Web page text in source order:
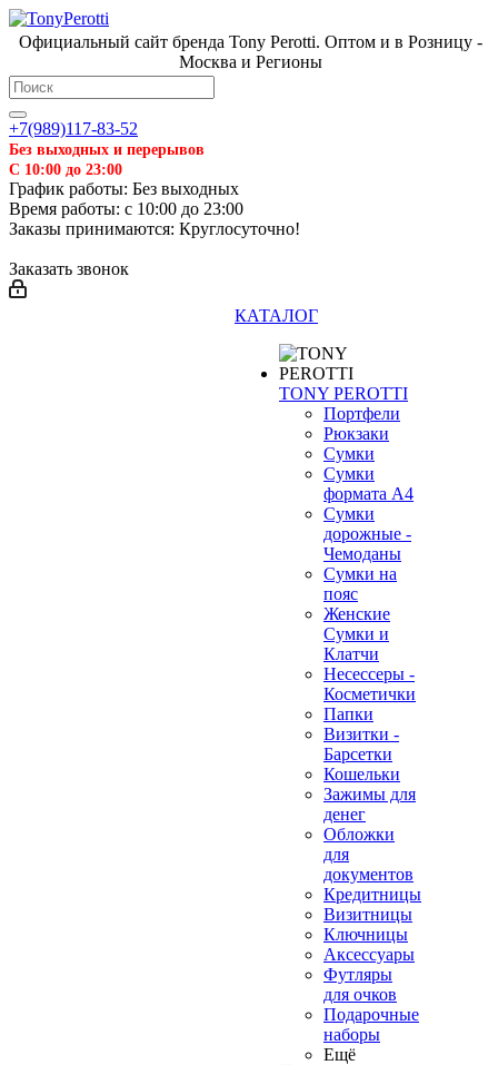
Официальный сайт бренда Tony Perotti. Оптом и в Розницу -
Москва и Регионы
+7(989)117-83-52
Без выходных и перерывов
С 10:00 до 23:00
График работы: Без выходных
Время работы: с 10:00 до 23:00
Заказы принимаются: Круглосуточно!
Заказать звонок
КАТАЛОГ
TONY PEROTTI
Портфели
Рюкзаки
Сумки
Сумки
формата А4
Сумки
дорожные -
Чемоданы
Сумки на
пояс
Женские
Сумки и
Клатчи
Несессеры -
Косметички
Папки
Визитки -
Барсетки
Кошельки
Зажимы для
денег
Обложки
для
документов
Кредитницы
Визитницы
Ключницы
Аксессуары
Футляры
для очков
Подарочные
наборы
Ещё